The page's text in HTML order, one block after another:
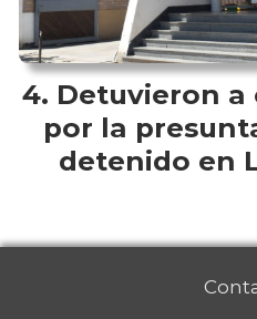
Detuvieron
por la
detenido en